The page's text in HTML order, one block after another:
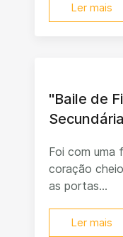
Ler mais
"Baile de
Foi com uma
coração
as portas...
Ler mais